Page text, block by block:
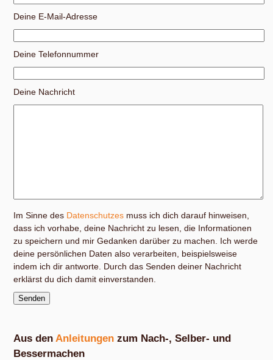
Deine E-Mail-Adresse
Deine Telefonnummer
Deine Nachricht
Im Sinne des Datenschutzes muss ich dich darauf hinweisen,
dass ich vorhabe, deine Nachricht zu lesen, die Informationen
zu speichern und mir Gedanken darüber zu machen. Ich werde
deine persönlichen Daten also verarbeiten, beispielsweise
indem ich dir antworte. Durch das Senden deiner Nachricht
erklärst du dich damit einverstanden.
Aus den Anleitungen zum Nach-, Selber- und
Bessermachen